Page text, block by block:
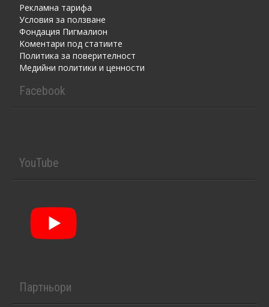
Рекламна тарифа
Условия за ползване
Фондация Пигмалион
Kоментaри под статиите
Политика за поверителност
Медийни политики и ценности
Facebook
YouTube
Партньори